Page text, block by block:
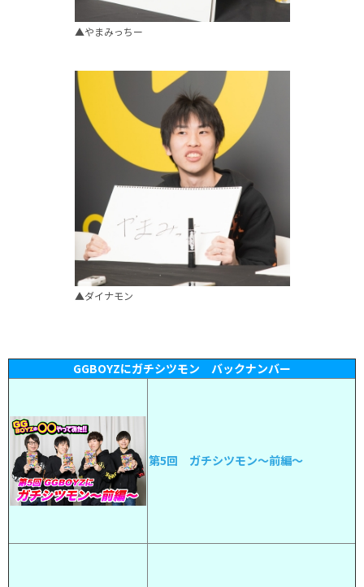
▲やまみっちー
▲ダイナモン
GGBOYZにガチシツモン バックナンバー
第5回 ガチシツモン〜前編〜